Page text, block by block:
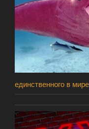
единственного в